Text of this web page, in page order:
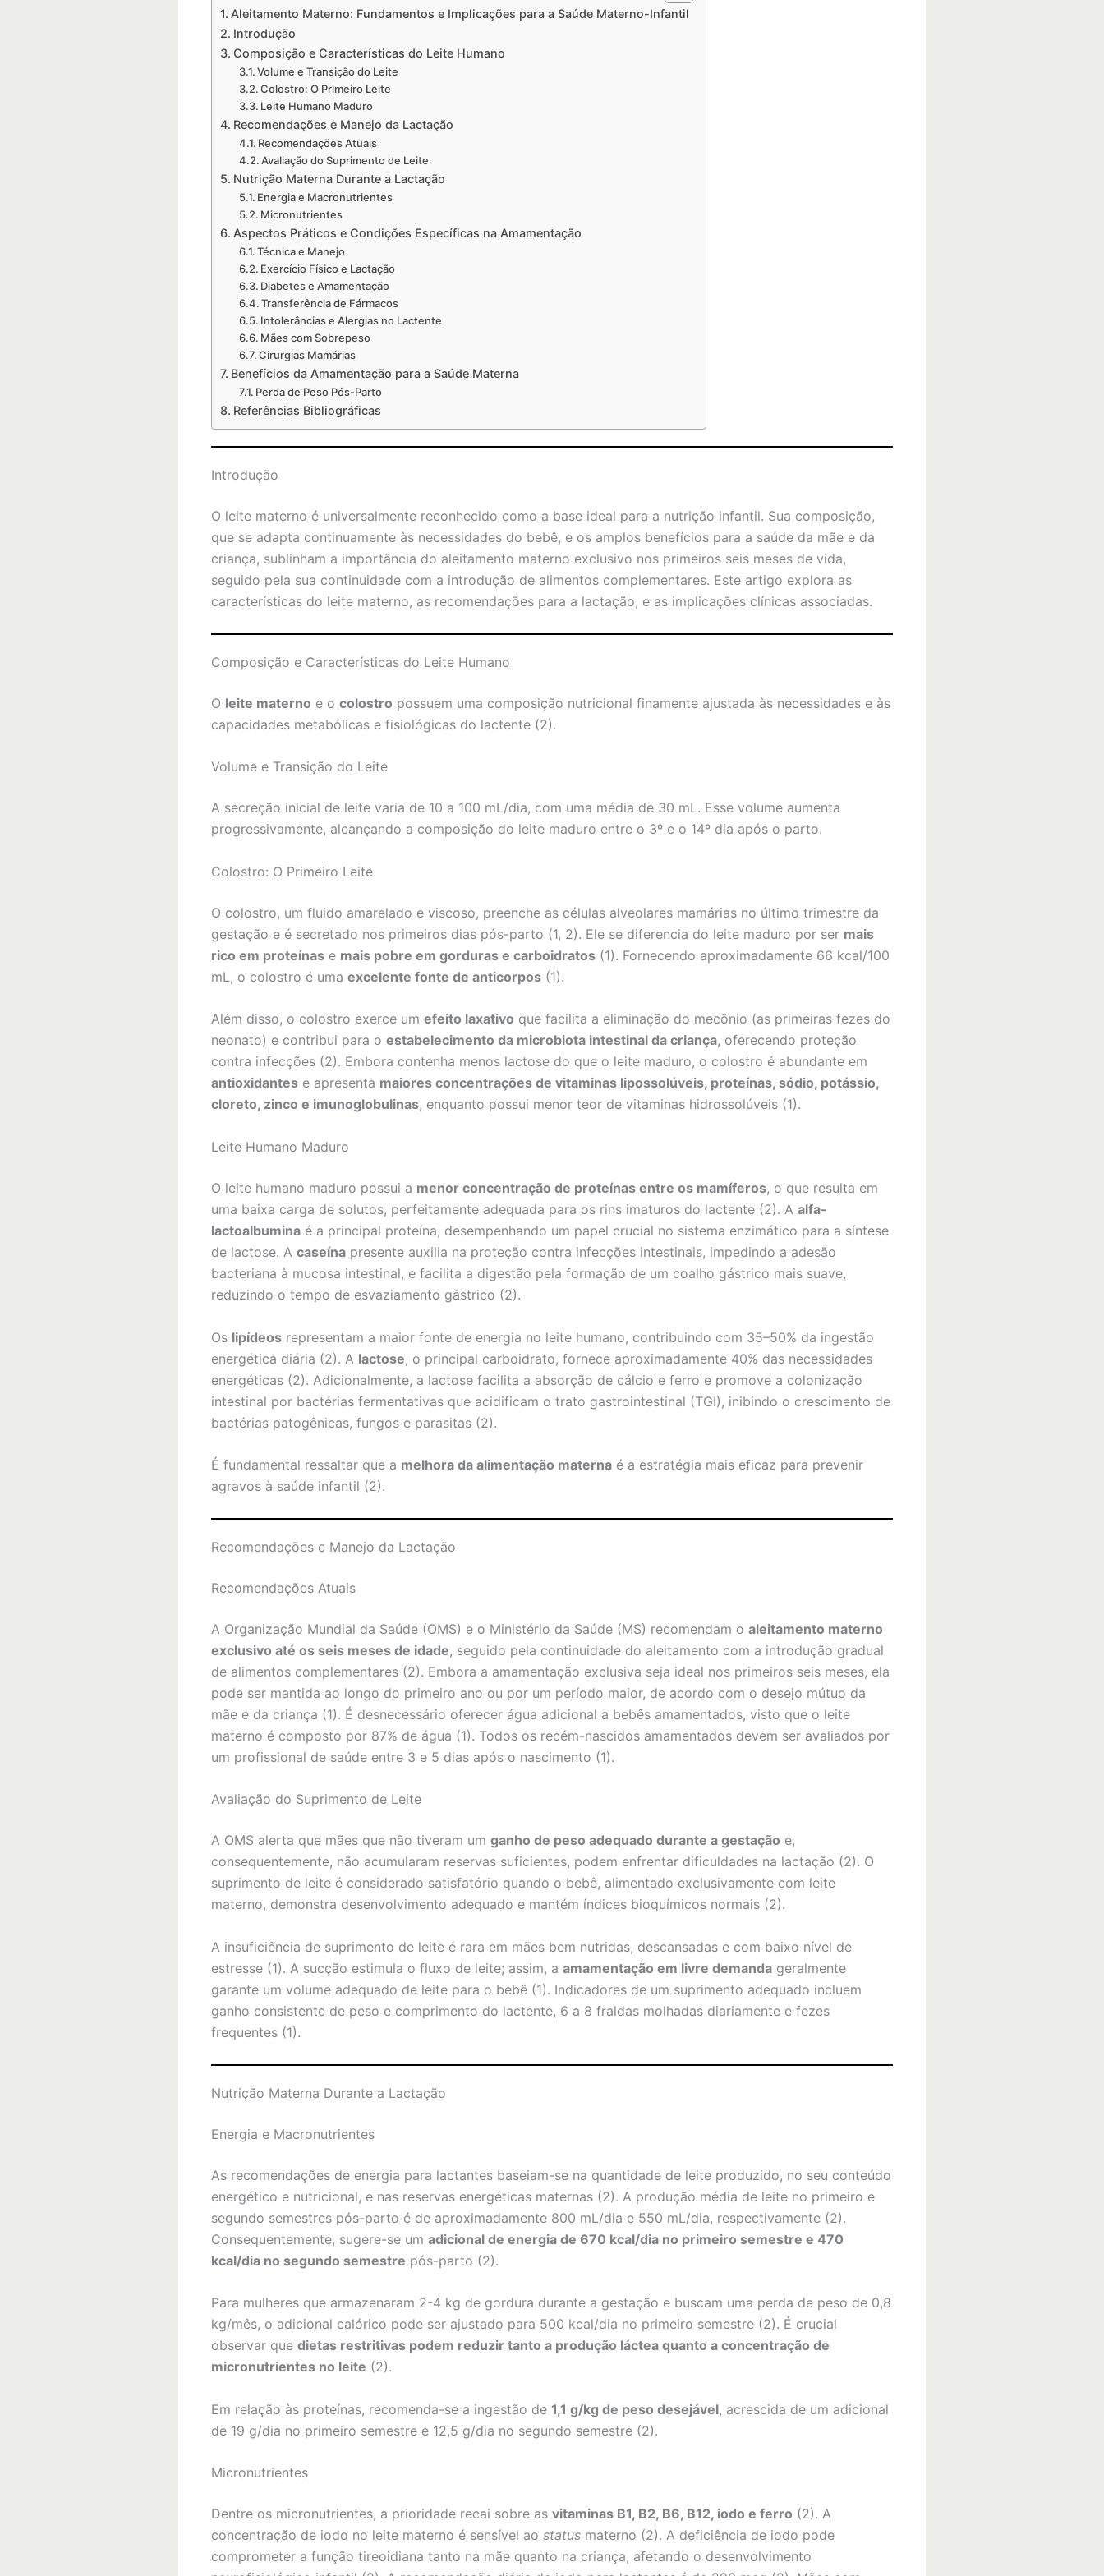
Aleitamento Materno: Fundamentos e Implicações para a Saúde Materno-Infantil
Introdução
Composição e Características do Leite Humano
Volume e Transição do Leite
Colostro: O Primeiro Leite
Leite Humano Maduro
Recomendações e Manejo da Lactação
Recomendações Atuais
Avaliação do Suprimento de Leite
Nutrição Materna Durante a Lactação
Energia e Macronutrientes
Micronutrientes
Aspectos Práticos e Condições Específicas na Amamentação
Técnica e Manejo
Exercício Físico e Lactação
Diabetes e Amamentação
Transferência de Fármacos
Intolerâncias e Alergias no Lactente
Mães com Sobrepeso
Cirurgias Mamárias
Benefícios da Amamentação para a Saúde Materna
Perda de Peso Pós-Parto
Referências Bibliográficas
Introdução
O leite materno é universalmente reconhecido como a base ideal para a nutrição infantil. Sua composição,
que se adapta continuamente às necessidades do bebê, e os amplos benefícios para a saúde da mãe e da
criança, sublinham a importância do aleitamento materno exclusivo nos primeiros seis meses de vida,
seguido pela sua continuidade com a introdução de alimentos complementares. Este artigo explora as
características do leite materno, as recomendações para a lactação, e as implicações clínicas associadas.
Composição e Características do Leite Humano
O leite materno e o colostro possuem uma composição nutricional finamente ajustada às necessidades e às
capacidades metabólicas e fisiológicas do lactente (2).
Volume e Transição do Leite
A secreção inicial de leite varia de 10 a 100 mL/dia, com uma média de 30 mL. Esse volume aumenta
progressivamente, alcançando a composição do leite maduro entre o 3º e o 14º dia após o parto.
Colostro: O Primeiro Leite
O colostro, um fluido amarelado e viscoso, preenche as células alveolares mamárias no último trimestre da
gestação e é secretado nos primeiros dias pós-parto (1, 2). Ele se diferencia do leite maduro por ser mais
rico em proteínas e mais pobre em gorduras e carboidratos (1). Fornecendo aproximadamente 66 kcal/100
mL, o colostro é uma excelente fonte de anticorpos (1).
Além disso, o colostro exerce um efeito laxativo que facilita a eliminação do mecônio (as primeiras fezes do
neonato) e contribui para o estabelecimento da microbiota intestinal da criança, oferecendo proteção
contra infecções (2). Embora contenha menos lactose do que o leite maduro, o colostro é abundante em
antioxidantes e apresenta maiores concentrações de vitaminas lipossolúveis, proteínas, sódio, potássio,
cloreto, zinco e imunoglobulinas, enquanto possui menor teor de vitaminas hidrossolúveis (1).
Leite Humano Maduro
O leite humano maduro possui a menor concentração de proteínas entre os mamíferos, o que resulta em
uma baixa carga de solutos, perfeitamente adequada para os rins imaturos do lactente (2). A alfa-
lactoalbumina é a principal proteína, desempenhando um papel crucial no sistema enzimático para a síntese
de lactose. A caseína presente auxilia na proteção contra infecções intestinais, impedindo a adesão
bacteriana à mucosa intestinal, e facilita a digestão pela formação de um coalho gástrico mais suave,
reduzindo o tempo de esvaziamento gástrico (2).
Os lipídeos representam a maior fonte de energia no leite humano, contribuindo com 35–50% da ingestão
energética diária (2). A lactose, o principal carboidrato, fornece aproximadamente 40% das necessidades
energéticas (2). Adicionalmente, a lactose facilita a absorção de cálcio e ferro e promove a colonização
intestinal por bactérias fermentativas que acidificam o trato gastrointestinal (TGI), inibindo o crescimento de
bactérias patogênicas, fungos e parasitas (2).
É fundamental ressaltar que a melhora da alimentação materna é a estratégia mais eficaz para prevenir
agravos à saúde infantil (2).
Recomendações e Manejo da Lactação
Recomendações Atuais
A Organização Mundial da Saúde (OMS) e o Ministério da Saúde (MS) recomendam o aleitamento materno
exclusivo até os seis meses de idade, seguido pela continuidade do aleitamento com a introdução gradual
de alimentos complementares (2). Embora a amamentação exclusiva seja ideal nos primeiros seis meses, ela
pode ser mantida ao longo do primeiro ano ou por um período maior, de acordo com o desejo mútuo da
mãe e da criança (1). É desnecessário oferecer água adicional a bebês amamentados, visto que o leite
materno é composto por 87% de água (1). Todos os recém-nascidos amamentados devem ser avaliados por
um profissional de saúde entre 3 e 5 dias após o nascimento (1).
Avaliação do Suprimento de Leite
A OMS alerta que mães que não tiveram um ganho de peso adequado durante a gestação e,
consequentemente, não acumularam reservas suficientes, podem enfrentar dificuldades na lactação (2). O
suprimento de leite é considerado satisfatório quando o bebê, alimentado exclusivamente com leite
materno, demonstra desenvolvimento adequado e mantém índices bioquímicos normais (2).
A insuficiência de suprimento de leite é rara em mães bem nutridas, descansadas e com baixo nível de
estresse (1). A sucção estimula o fluxo de leite; assim, a amamentação em livre demanda geralmente
garante um volume adequado de leite para o bebê (1). Indicadores de um suprimento adequado incluem
ganho consistente de peso e comprimento do lactente, 6 a 8 fraldas molhadas diariamente e fezes
frequentes (1).
Nutrição Materna Durante a Lactação
Energia e Macronutrientes
As recomendações de energia para lactantes baseiam-se na quantidade de leite produzido, no seu conteúdo
energético e nutricional, e nas reservas energéticas maternas (2). A produção média de leite no primeiro e
segundo semestres pós-parto é de aproximadamente 800 mL/dia e 550 mL/dia, respectivamente (2).
Consequentemente, sugere-se um adicional de energia de 670 kcal/dia no primeiro semestre e 470
kcal/dia no segundo semestre pós-parto (2).
Para mulheres que armazenaram 2-4 kg de gordura durante a gestação e buscam uma perda de peso de 0,8
kg/mês, o adicional calórico pode ser ajustado para 500 kcal/dia no primeiro semestre (2). É crucial
observar que dietas restritivas podem reduzir tanto a produção láctea quanto a concentração de
micronutrientes no leite (2).
Em relação às proteínas, recomenda-se a ingestão de 1,1 g/kg de peso desejável, acrescida de um adicional
de 19 g/dia no primeiro semestre e 12,5 g/dia no segundo semestre (2).
Micronutrientes
Dentre os micronutrientes, a prioridade recai sobre as vitaminas B1, B2, B6, B12, iodo e ferro (2). A
concentração de iodo no leite materno é sensível ao status materno (2). A deficiência de iodo pode
comprometer a função tireoidiana tanto na mãe quanto na criança, afetando o desenvolvimento